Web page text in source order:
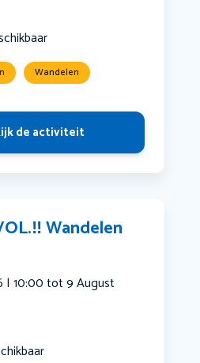
Wandelen
de activiteit
Wandelen
| 10:00 tot 9 August